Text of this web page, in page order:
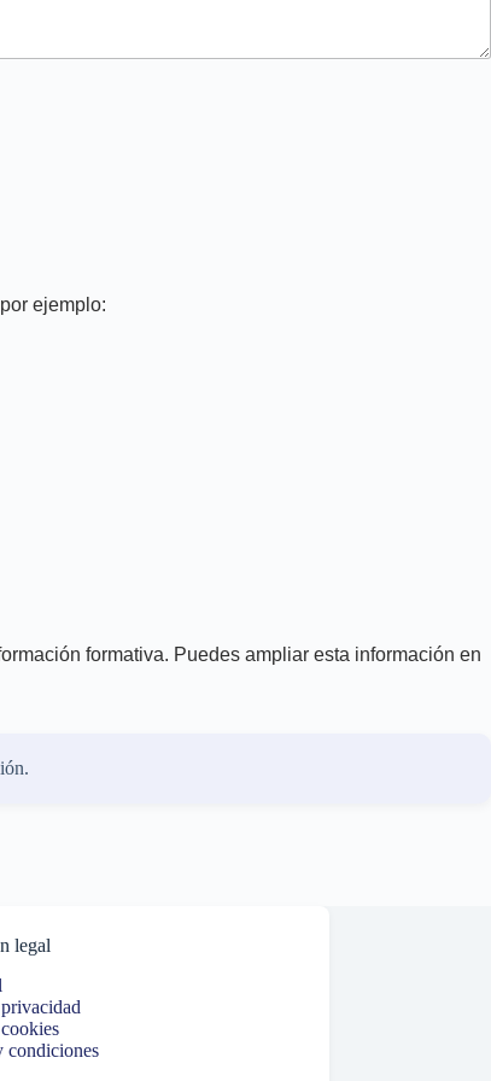
ejemplo:
formativa. Puedes ampliar esta información en
legal
condiciones